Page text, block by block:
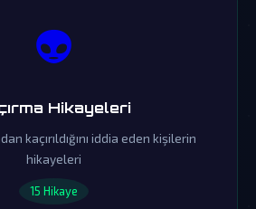
👽
Hikayeleri
kaçırıldığını iddia eden kişilerin
hikayeleri
15 Hikaye